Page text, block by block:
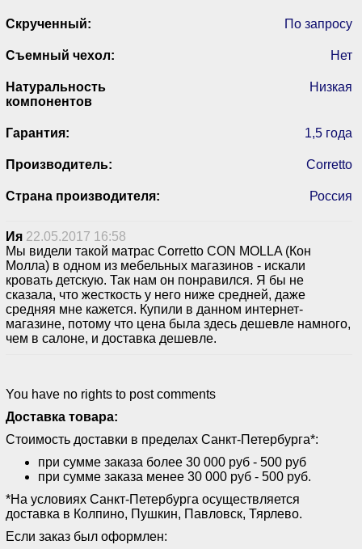
Скрученный: По запросу
Съемный чехол: Нет
Натуральность
компонентов
Низкая
Гарантия: 1,5 года
Производитель: Corretto
Страна производителя: Россия
Ия 22.05.2017 16:58
Мы видели такой матрас Corretto CON MOLLA (Кон
Молла) в одном из мебельных магазинов - искали
кровать детскую. Так нам он понравился. Я бы не
сказала, что жесткость у него ниже средней, даже
средняя мне кажется. Купили в данном интернет-
магазине, потому что цена была здесь дешевле намного,
чем в салоне, и доставка дешевле.
You have no rights to post comments
Доставка товара:
Стоимость доставки в пределах Санкт-Петербурга*:
при сумме заказа более 30 000 руб - 500 руб
при сумме заказа менее 30 000 руб - 500 руб.
*На условиях Санкт-Петербурга осуществляется
доставка в Колпино, Пушкин, Павловск, Тярлево.
Если заказ был оформлен: